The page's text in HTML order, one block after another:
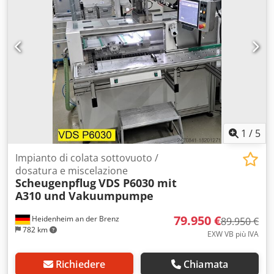
1 / 5
Heidenheim an der Brenz
782 km
Impianto di colata sottovuoto /
dosatura e miscelazione
ScheugenpflugVDS P6030 mit
A310 und Vakuumpumpe
79.950 €89.950 €
EXW VB più IVA
Richiedere Chiamata